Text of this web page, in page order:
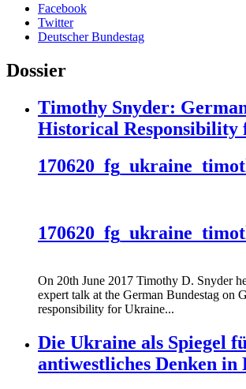
Facebook
Twitter
Deutscher Bundestag
Dossier
Timothy Snyder:
Historical Responsibility
On 20th June 2017 Timothy D. Snyder
expert talk at the German Bundestag on
responsibility for Ukraine...
Die Ukraine als Spiegel
antiwestliches Denken in